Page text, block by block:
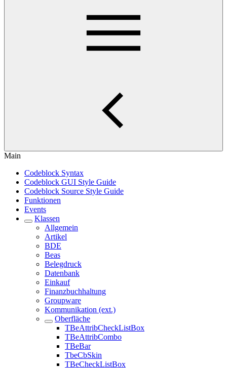
Main
Codeblock Syntax
Codeblock GUI Style Guide
Codeblock Source Style Guide
Funktionen
Events
Klassen
Allgemein
Artikel
BDE
Beas
Belegdruck
Datenbank
Einkauf
Finanzbuchhaltung
Groupware
Kommunikation (ext.)
Oberfläche
TBeAttribCheckListBox
TBeAttribCombo
TBeBar
TbeCbSkin
TBeCheckListBox